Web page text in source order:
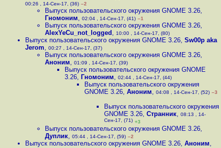
00:26 , 14-Сен-17, (36) –2
Выпуск пользовательского окружения GNOME 3.26,
Гномоним, 02:04 , 14-Сен-17, (41) –1
Выпуск пользовательского окружения GNOME 3.26,
AlexYeCu_not_logged , 10:00 , 14-Сен-17, (80)
Выпуск пользовательского окружения GNOME 3.26, Sw00p aka
Jerom, 00:27 , 14-Сен-17, (37)
Выпуск пользовательского окружения GNOME 3.26,
Аноним, 01:09 , 14-Сен-17, (39)
Выпуск пользовательского окружения GNOME
3.26, Гномоним, 02:44 , 14-Сен-17, (44)
Выпуск пользовательского окружения
GNOME 3.26, Аноним, 04:08 , 14-Сен-17, (52) –3
Выпуск пользовательского окружения
GNOME 3.26, Странник, 08:13 , 14-
Сен-17, (71) +3
Выпуск пользовательского окружения GNOME 3.26,
Дуплик, 05:44 , 14-Сен-17, (59) –2
Выпуск пользовательского окружения GNOME 3.26, Аноним,